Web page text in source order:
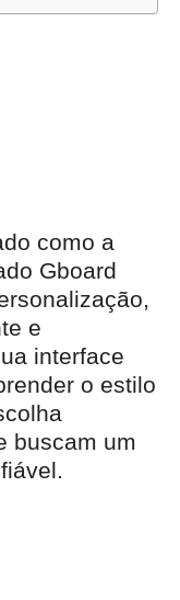
como a
Gboard
e
interface
o estilo
buscam um